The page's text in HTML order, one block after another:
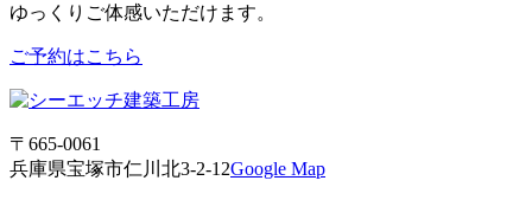
ゆっくりご体感いただけます。
ご予約はこちら
〒665-0061
兵庫県宝塚市仁川北3-2-12Google Map